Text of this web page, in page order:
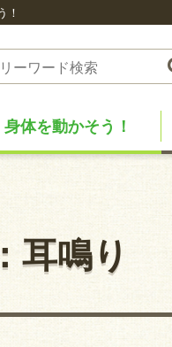
！
身体を動かそう！
耳鳴り